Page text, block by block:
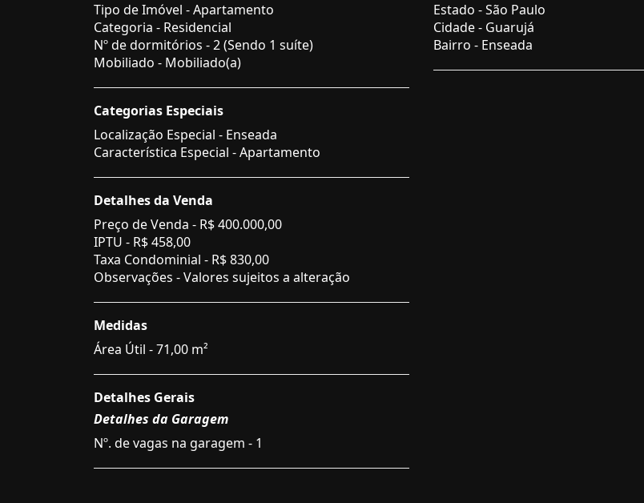
Tipo de Imóvel - Apartamento
Categoria - Residencial
Nº de dormitórios - 2 (Sendo 1 suíte)
Mobiliado - Mobiliado(a)
Categorias Especiais
Localização Especial - Enseada
Característica Especial - Apartamento
Detalhes da Venda
Preço de Venda - R$ 400.000,00
IPTU - R$ 458,00
Taxa Condominial - R$ 830,00
Observações - Valores sujeitos a alteração
Medidas
Área Útil - 71,00 m²
Detalhes Gerais
Detalhes da Garagem
Nº. de vagas na garagem - 1
Estado -São Paulo
Cidade - Guarujá
Bairro - Enseada